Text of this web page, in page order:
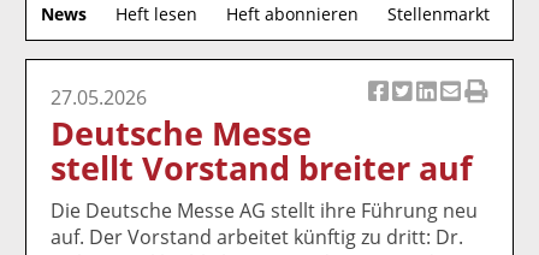
News Heft lesen Heft abonnieren Stellenmarkt
u
c
k
el
a
k
t
k
a
k
p
k
D
27.05.2026
Deutsche Messe
stellt Vorstand breiter auf
Die Deutsche Messe AG stellt ihre Führung neu
auf. Der Vorstand arbeitet künftig zu dritt: Dr.